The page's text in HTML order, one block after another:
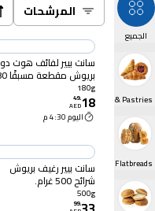
الجميع
Fresh Croissants & Pastries
Fresh Breads & Flatbreads
المرشحات
سانت بيير لفائف هوت
بريوش
غرام
180g
18
.
49
AED
اليوم 4:30 م
سانت بيير رغيف بريوش
شرائح 500 غرام.
500g
.
99